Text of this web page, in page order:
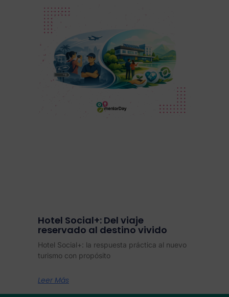
Hotel Social+: Del viaje
reservado al destino vivido
Hotel Social+: la respuesta práctica al nuevo
turismo con propósito
Leer Más